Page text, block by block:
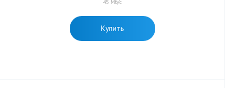
45 Мб/с
Купить